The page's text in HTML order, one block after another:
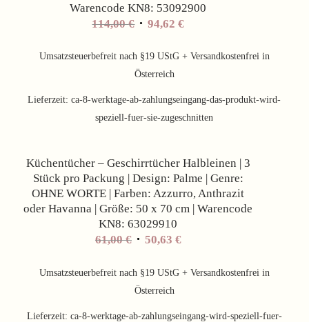
Warencode KN8: 53092900
114,00€ Ursprünglicher
war:
114,00 €
94,62€Aktueller
ist:
Umsatzsteuerbefreit nach §19 UStG + Versandkostenfrei in
Österreich
Lieferzeit:ca-8-werktage-ab-zahlungseingang-das-produkt-wird-
speziell-fuer-sie-zugeschnitten
Küchentücher – Geschirrtücher Halbleinen | 3
Stück pro Packung | Design: Palme | Genre:
OHNE WORTE | Farben: Azzurro, Anthrazit
oder Havanna | Größe: 50 x 70 cm | Warencode
KN8: 63029910
61,00€ 50,63 €
Umsatzsteuerbefreit nach §19 UStG + Versandkostenfrei in
Österreich
Lieferzeit: ca-8-werktage-ab-zahlungseingang-wird-speziell-fuer-